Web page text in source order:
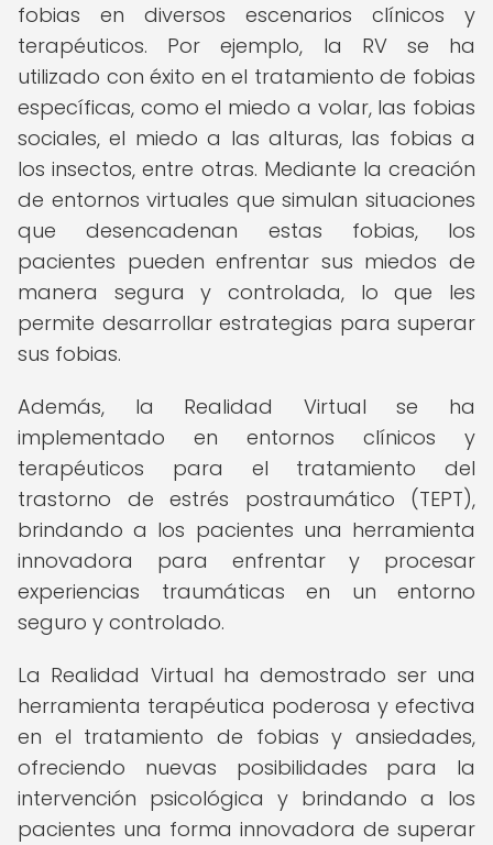
fobias en diversos escenarios clínicos y
terapéuticos. Por ejemplo, la RV se ha
utilizado con éxito en el tratamiento de fobias
específicas, como el miedo a volar, las fobias
sociales, el miedo a las alturas, las fobias a
los insectos, entre otras. Mediante la creación
de entornos virtuales que simulan situaciones
que desencadenan estas fobias, los
pacientes pueden enfrentar sus miedos de
manera segura y controlada, lo que les
permite desarrollar estrategias para superar
sus fobias.
Además, la Realidad Virtual se ha
implementado en entornos clínicos y
terapéuticos para el tratamiento del
trastorno de estrés postraumático (TEPT),
brindando a los pacientes una herramienta
innovadora para enfrentar y procesar
experiencias traumáticas en un entorno
seguro y controlado.
La Realidad Virtual ha demostrado ser una
herramienta terapéutica poderosa y efectiva
en el tratamiento de fobias y ansiedades,
ofreciendo nuevas posibilidades para la
intervención psicológica y brindando a los
pacientes una forma innovadora de superar